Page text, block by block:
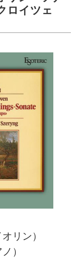
した唯一無二の
い奇数番号の交
ロイツェ
リン）
）